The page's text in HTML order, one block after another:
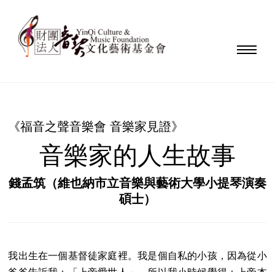
《福音之聲音樂會 音樂家見證》
音樂家的人生故事
錢孟筑（維也納市立音樂與藝術大學小提琴演奏
碩士）
我出生在一個基督徒家庭裡。我是個自私的小孩，因為從小